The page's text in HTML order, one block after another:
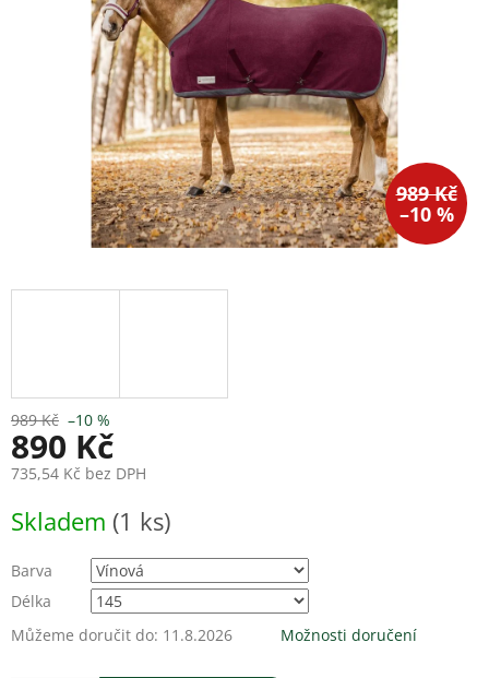
989 Kč
–10 %
989 Kč –10 %
890 Kč
735,54 Kč bez DPH
cena:
Skladem (1 ks)
Barva
Délka
Můžeme doručit do: 11.8.2026 Možnosti doručení